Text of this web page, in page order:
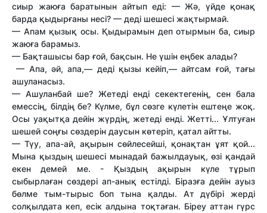
сиыр жаюға баратынын айтып еді: — Жә, үйде қонақ
барда қыдырғаны несі? — деді шешесі жақтырмай.
— Апам қызық осы. Қыдырамын деп отырмын ба, сиыр
жаюға барамыз.
— Бақташысы бар ғой, бақсын. Не үшін еңбек алады?
— Апа, әй, апа,— деді қызы кейіп,— айтсам ғой, тағы
ашуланасыз.
— Ашуланбай ше? Жетеді енді секектегенің, сен бала
емессің, білдің бе? Күлме, бұл сөзге күлетін ештеңе жоқ.
Осы уақытқа дейін жүрдің, жетеді енді. Жетті... Ұлтуған
шешей соңғы сөздерін даусын көтеріп, қатал айтты.
— Түу, апа-ай, ақырын сөйлесейші, қонақтан ұят қой...
Мына қыздың шешесі мынадай бажылдауық, өзі қандай
екен демей ме. - Қыздың ақырын күле тұрып
сыбырлаған сөздері ап-анық естілді. Біразға дейін ауыз
бөлме тым-тырыс боп тына қалды. Ат дүбірі жерді
солқылдата кеп, есік алдына тоқтаған. Біреу аттан гүрс